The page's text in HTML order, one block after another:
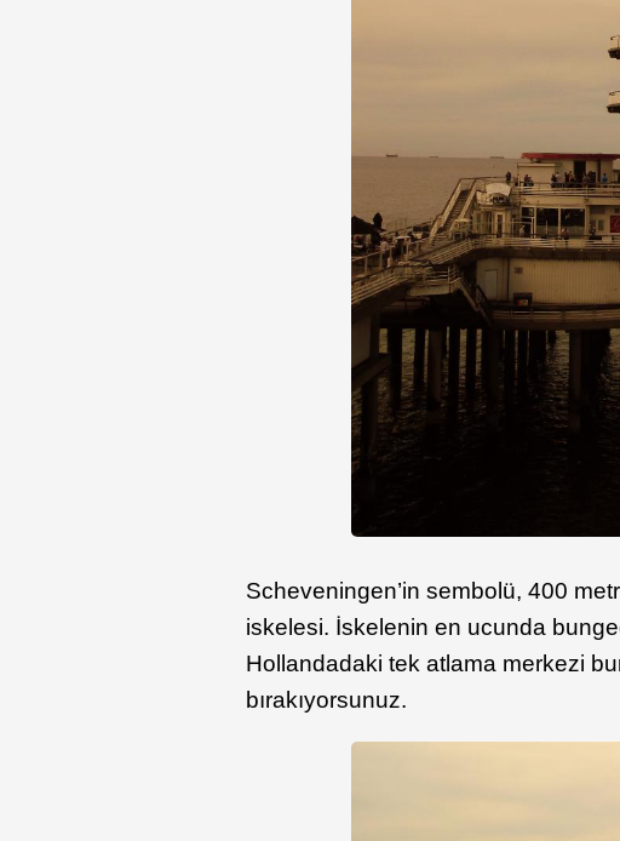
Scheveningen’in sembolü, 400
iskelesi. İskelenin en ucunda
Hollandadaki tek atlama merkezi
bırakıyorsunuz.